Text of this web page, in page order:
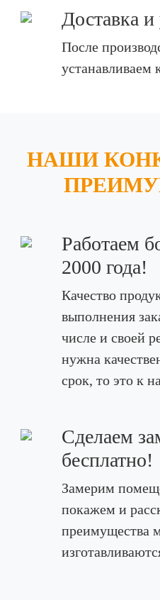
Доставка и
После
устанавливаем
НАШИ
Работаем
2000 года!
Качество
выполнения
числе и своей
нужна
срок, то это к
Сделаем
бесплатно!
Замерим
покажем и
преимущества